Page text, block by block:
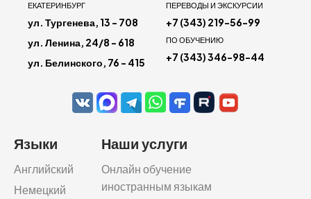
ЕКАТЕРИНБУРГ
ул. Тургенева, 13 - 708
ул. Ленина, 24/8 - 618
ул. Белинского, 76 - 415
ПЕРЕВОДЫ И ЭКСКУРСИИ
+7 (343) 219-56-99
ПО ОБУЧЕНИЮ
+7 (343) 346-98-44
Языки
Английский
Немецкий
Наши услуги
Онлайн обучение
иностранным языкам